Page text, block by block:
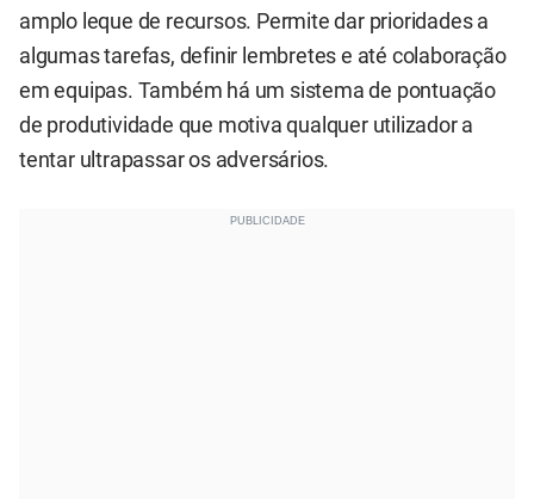
amplo leque de recursos. Permite dar prioridades a
algumas tarefas, definir lembretes e até colaboração
em equipas. Também há um sistema de pontuação
de produtividade que motiva qualquer utilizador a
tentar ultrapassar os adversários.